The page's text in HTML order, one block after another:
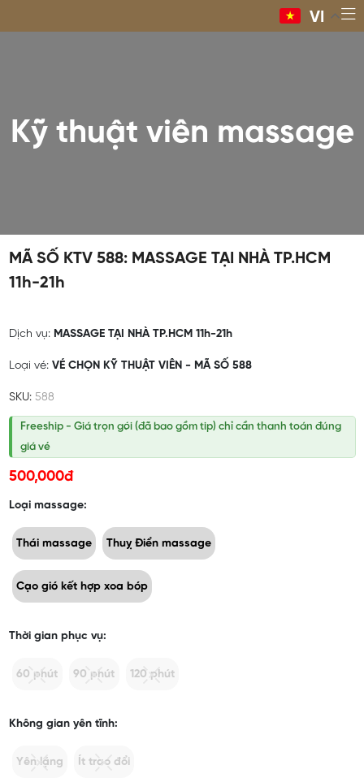
VI
Kỹ thuật viên massage
MÃ SỐ KTV 588: MASSAGE TẠI NHÀ TP.HCM
MASSAGE TẠI NHÀ TP.HCM 11h-21h
SKU:588
Freeship - Giá trọn gói (đã bao gồm tip) chỉ cần thanh toán đúng
500,000đ
Loại massage:
Thái massage Thuỵ Điển massage
Cạo gió kết hợp xoa bóp